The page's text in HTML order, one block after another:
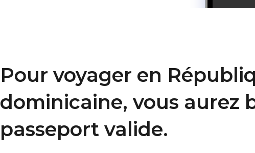
Pour voyager en
dominicaine, vous aurez
passeport valide.